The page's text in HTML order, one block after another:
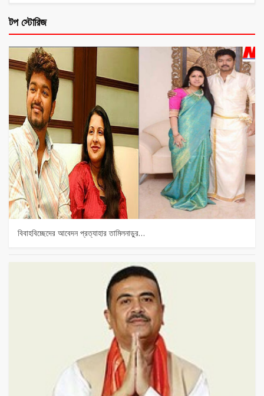
টপ স্টোরিজ
বিবাহবিচ্ছেদের আবেদন প্রত্যাহার তামিলনাড়ুর…